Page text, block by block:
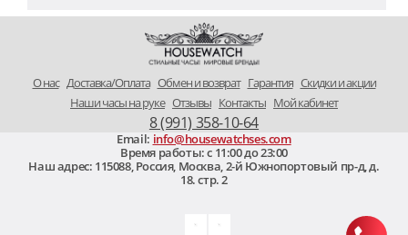
O нас Доставка/Оплата Обмен и возврат Гарантия Скидки и акции
Наши часы на руке Отзывы Контакты Мой кабинет
8 (991) 358-10-64
Email: info@housewatchses.com
Время работы: c 11:00 до 23:00
Наш адрес: 115088, Россия, Москва 2-й Южнопортовый пр-д, д.
18. стр. 2